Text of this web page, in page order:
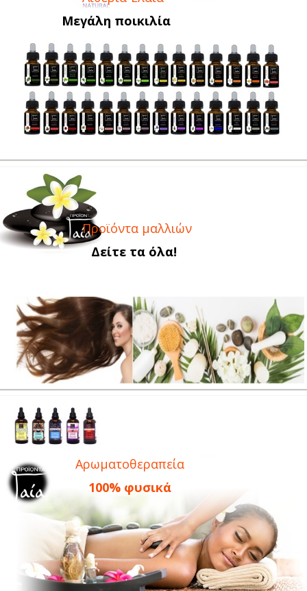
Μεγάλη ποικιλία
Προϊόντα μαλλιών
Δείτε τα όλα!
Αρωματοθεραπεία
100% φυσικά